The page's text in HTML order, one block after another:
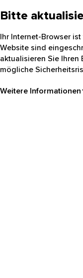
Bitte
Ihr Internet-Browser
Website sind
aktualisieren Sie Ihren
mögliche
Weitere Informationen